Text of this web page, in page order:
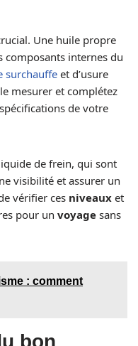
Une huile propre
internes du
surchauffeet d’usure
mesurer et complétez
de votre
de frein, qui sont
visibilité et assurer un
vérifier ces niveaux et
pour un voyage sans
: comment